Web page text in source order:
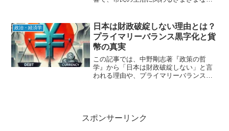
大きいサイズのごみ袋は、10枚で1350円
になる可能性があり...
政治・経済学
日本は財政破綻しない理由とは？
プライマリーバランス黒字化と貨
幣の真実
この記事では、中野剛志著『政策の哲
学』から「日本は財政破綻しない」と言
われる理由や、プライマリーバランス
スポンサーリンク